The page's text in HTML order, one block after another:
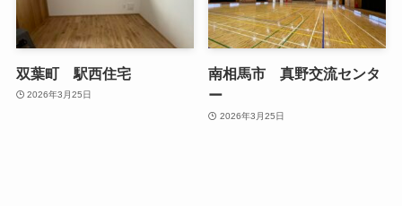
双葉町 駅西住宅
2026年3月25日
南相馬市 真野交流センタ
ー
2026年3月25日